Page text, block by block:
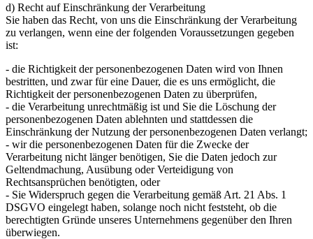
d) Recht auf Einschränkung der Verarbeitung
Sie haben das Recht, von uns die Einschränkung der Verarbeitung
zu verlangen, wenn eine der folgenden Voraussetzungen gegeben
ist:
- die Richtigkeit der personenbezogenen Daten wird von Ihnen
bestritten, und zwar für eine Dauer, die es uns ermöglicht, die
Richtigkeit der personenbezogenen Daten zu überprüfen,
- die Verarbeitung unrechtmäßig ist und Sie die Löschung der
personenbezogenen Daten ablehnten und stattdessen die
Einschränkung der Nutzung der personenbezogenen Daten verlangt;
- wir die personenbezogenen Daten für die Zwecke der
Verarbeitung nicht länger benötigen, Sie die Daten jedoch zur
Geltendmachung, Ausübung oder Verteidigung von
Rechtsansprüchen benötigten, oder
- Sie Widerspruch gegen die Verarbeitung gemäß Art. 21 Abs. 1
DSGVO eingelegt haben, solange noch nicht feststeht, ob die
berechtigten Gründe unseres Unternehmens gegenüber den Ihren
überwiegen.